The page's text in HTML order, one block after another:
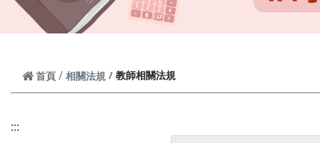
首頁 相關法規 教師相關法規
:::